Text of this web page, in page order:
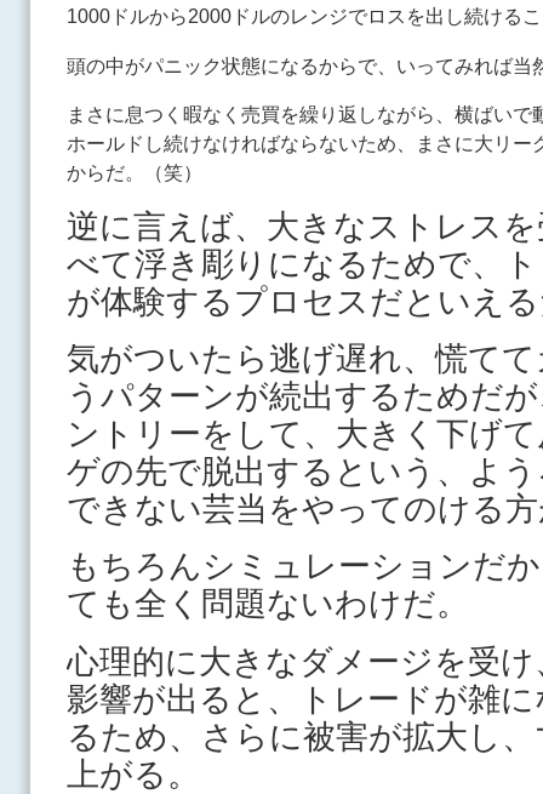
1000ドルから2000ドルのレンジでロスを出し続ける
頭の中がパニック状態になるからで、いってみれば当
まさに息つく暇なく売買を繰り返しながら、横ばい
ホールドし続けなければならないため、まさに大リ
からだ。（笑）
逆に言えば、大きなストレス
べて浮き彫りになるためで、
が体験するプロセスだといえ
気がついたら逃げ遅れ、慌て
うパターンが続出するためだ
ントリーをして、大きく下げ
ゲの先で脱出するという、よ
できない芸当をやってのける
もちろんシミュレーションだ
ても全く問題ないわけだ。
心理的に大きなダメージを受
影響が出ると、トレードが雑
るため、さらに被害が拡大し
上がる。